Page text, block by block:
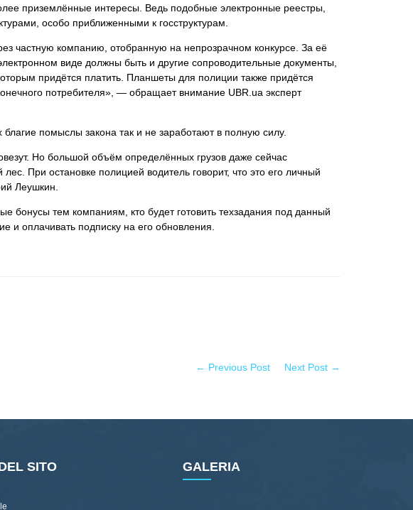
приземлённые интересы. Ведь подобные электронные реестры,
особо приближенными к госструктурам.
частную компанию, отобранную на непрозрачном конкурсе. За её
виде должны быть и другие сопроводительные документы,
придётся платить. Планшеты для полиции также придётся
потребителя», — обращает внимание UBR.ua эксперт
помыслы закона так и не заработают в полную силу.
Но большой объём определённых грузов даже сейчас
При остановке полицией водитель говорит, что это его личный
Леушкин.
бонусы тем компаниям, кто будет готовить техзадания под данный
и оплачивать подписку на его обновления.
← Previous Post Next Post →
SITO GALERIA